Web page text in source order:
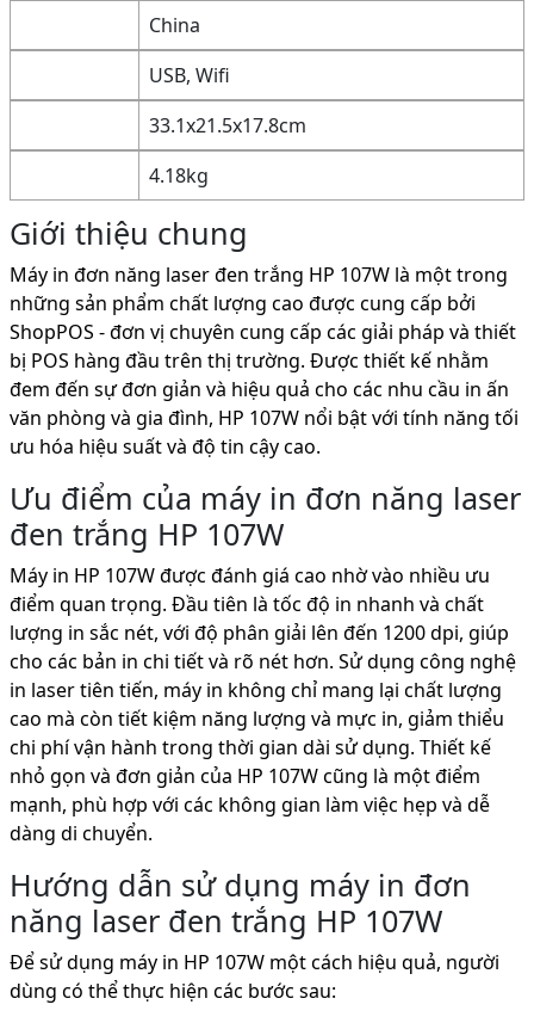
China
USB, Wifi
33.1x21.5x17.8cm
4.18kg
Giới thiệu chung
Máy in đơn năng laser đen trắng HP 107W là một trong
những sản phẩm chất lượng cao được cung cấp bởi
ShopPOS - đơn vị chuyên cung cấp các giải pháp và thiết
bị POS hàng đầu trên thị trường. Được thiết kế nhằm
đem đến sự đơn giản và hiệu quả cho các nhu cầu in ấn
văn phòng và gia đình, HP 107W nổi bật với tính năng tối
ưu hóa hiệu suất và độ tin cậy cao.
Ưu điểm của máy in đơn năng laser
đen trắng HP 107W
Máy in HP 107W được đánh giá cao nhờ vào nhiều ưu
điểm quan trọng. Đầu tiên là tốc độ in nhanh và chất
lượng in sắc nét, với độ phân giải lên đến 1200 dpi, giúp
cho các bản in chi tiết và rõ nét hơn. Sử dụng công nghệ
in laser tiên tiến, máy in không chỉ mang lại chất lượng
cao mà còn tiết kiệm năng lượng và mực in, giảm thiểu
chi phí vận hành trong thời gian dài sử dụng. Thiết kế
nhỏ gọn và đơn giản của HP 107W cũng là một điểm
mạnh, phù hợp với các không gian làm việc hẹp và dễ
dàng di chuyển.
Hướng dẫn sử dụng máy in đơn
năng laser đen trắng HP 107W
Để sử dụng máy in HP 107W một cách hiệu quả, người
dùng có thể thực hiện các bước sau: